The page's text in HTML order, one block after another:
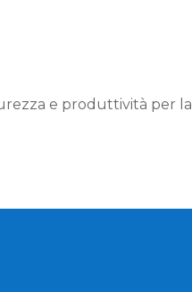
e produttività per la